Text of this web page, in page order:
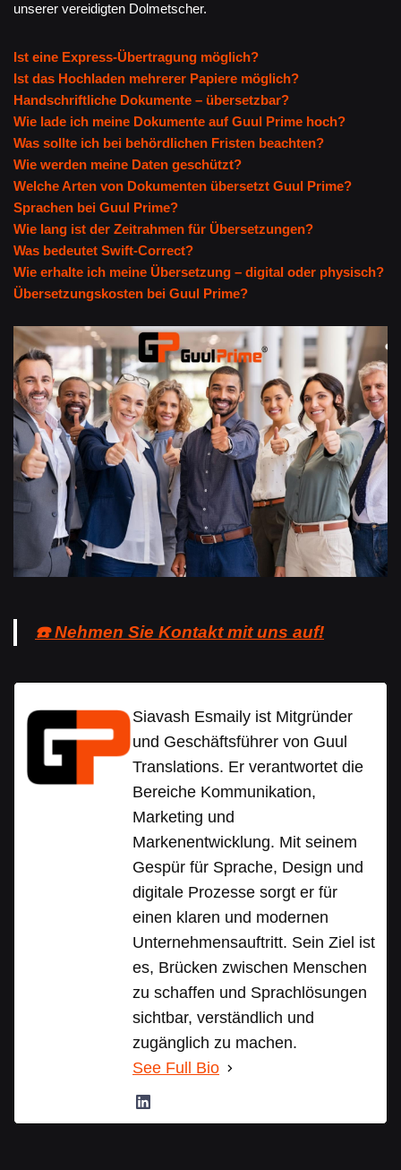
unserer vereidigten Dolmetscher.
Ist eine Express-Übertragung möglich?
Ist das Hochladen mehrerer Papiere möglich?
Handschriftliche Dokumente – übersetzbar?
Wie lade ich meine Dokumente auf Guul Prime hoch?
Was sollte ich bei behördlichen Fristen beachten?
Wie werden meine Daten geschützt?
Welche Arten von Dokumenten übersetzt Guul Prime?
Sprachen bei Guul Prime?
Wie lang ist der Zeitrahmen für Übersetzungen?
Was bedeutet Swift-Correct?
Wie erhalte ich meine Übersetzung – digital oder physisch?
Übersetzungskosten bei Guul Prime?
☎️ Nehmen Sie Kontakt mit uns auf!
Siavash Esmaily ist Mitgründer
und Geschäftsführer von Guul
Translations. Er verantwortet die
Bereiche Kommunikation,
Marketing und
Markenentwicklung. Mit seinem
Gespür für Sprache, Design und
digitale Prozesse sorgt er für
einen klaren und modernen
Unternehmensauftritt. Sein Ziel ist
es, Brücken zwischen Menschen
zu schaffen und Sprachlösungen
sichtbar, verständlich und
zugänglich zu machen.
See Full Bio